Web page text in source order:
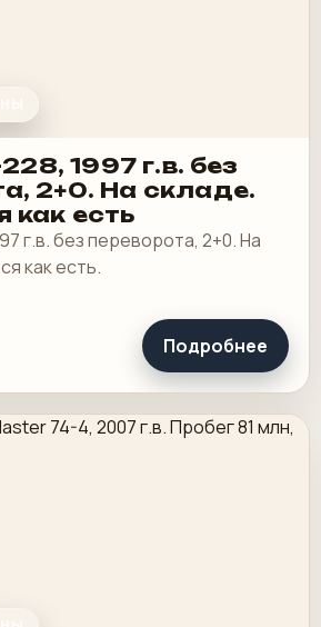
1997 г.в. без
2+0. На складе.
как есть
г.в. без переворота, 2+0. На
как есть.
Подробнее